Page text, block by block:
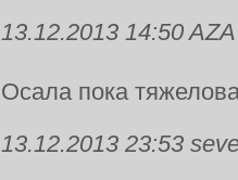
13.12.2013 14:50 AZA
Осала пока
13.12.2013 23:53